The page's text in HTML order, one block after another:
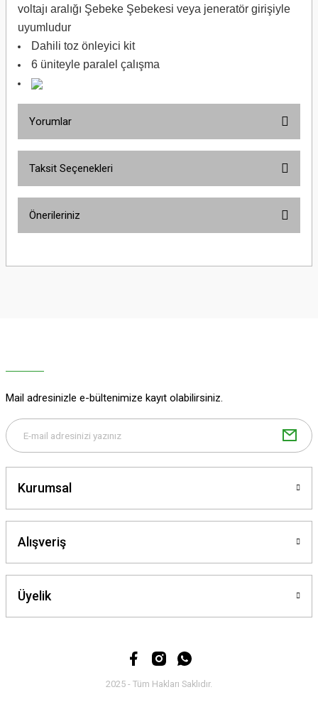
voltajı aralığı Şebeke Şebekesi veya jeneratör girişiyle
uyumludur
Dahili toz önleyici kit
6 üniteyle paralel çalışma
Yorumlar
Taksit Seçenekleri
Önerileriniz
yetersiz gördüğünüz noktaları öneri formunu kullanarak tarafımıza
Bu ürüne benzer farklı alternatifler olmalı.
Mail adresinizle e-bültenimize kayıt olabilirsiniz.
Kurumsal
Alışveriş
Üyelik
2025 - Tüm Hakları Saklıdır.